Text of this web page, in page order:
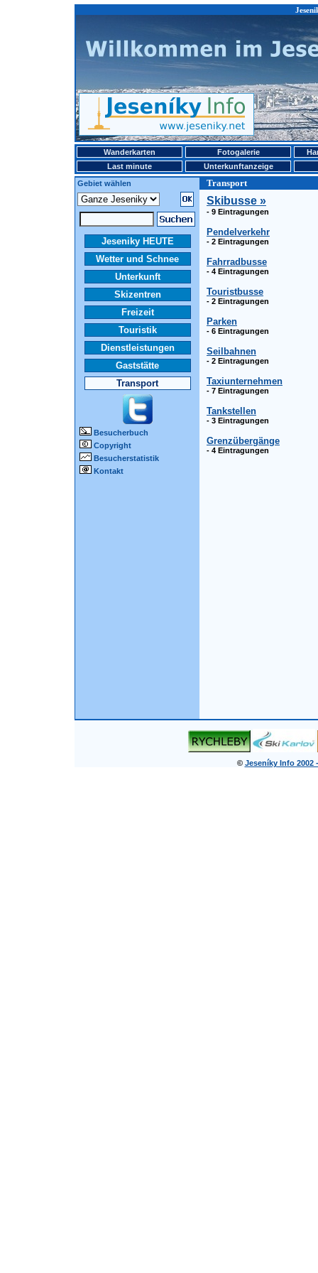
Wanderkarten Fotogalerie
Last minute
Unterkunftanzeige
Gebiet wählen
Transport
Jeseniky HEUTE
Wetter und Schnee
Unterkunft
Skizentren
Freizeit
Touristik
Dienstleistungen
Gaststätte
Transport
Besucherbuch
Copyright
Besucherstatistik
Kontakt
Skibusse »
- 9 Eintragungen
Pendelverkehr
- 2 Eintragungen
Fahrradbusse
- 4 Eintragungen
Touristbusse
- 2 Eintragungen
Parken
- 6 Eintragungen
Seilbahnen
- 2 Eintragungen
Taxiunternehmen
- 7 Eintragungen
Tankstellen
- 3 Eintragungen
Grenzübergänge
- 4 Eintragungen
© Jeseníky Info 2002